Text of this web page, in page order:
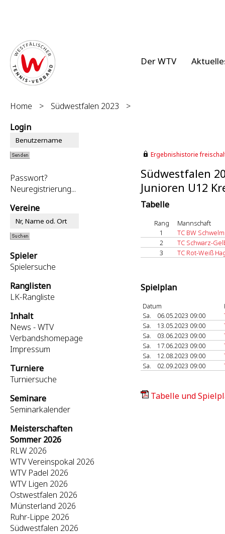
Der WTV
Home > Südwestfalen 2023
>
Login
Passwort?
Neuregistrierung...
Vereine
Spieler
Spielersuche
Ranglisten
LK-Rangliste
Inhalt
News - WTV
Verbandshomepage
Impressum
Turniere
Turniersuche
Seminare
Seminarkalender
Meisterschaften
Sommer 2026
RLW 2026
WTV Vereinspokal 2026
WTV Padel 2026
WTV Ligen 2026
Ostwestfalen 2026
Münsterland 2026
Ruhr-Lippe 2026
Südwestfalen 2026
Ergebnishistorie
Südwestfalen
Junioren U12
Tabelle
Rang
Mannschaft
1
TC BW
2
TC Schwarz-
3
TC Rot-Weiß
Spielplan
Datum
Sa.
06.05.2023 09:00
Sa.
13.05.2023 09:00
Sa.
03.06.2023 09:00
Sa.
17.06.2023 09:00
Sa.
12.08.2023 09:00
Sa.
02.09.2023 09:00
Tabelle und